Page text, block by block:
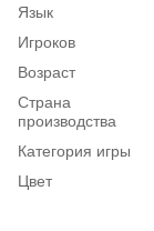
Язык
Игроков
Возраст
Страна
производства
Категория игры
Цвет